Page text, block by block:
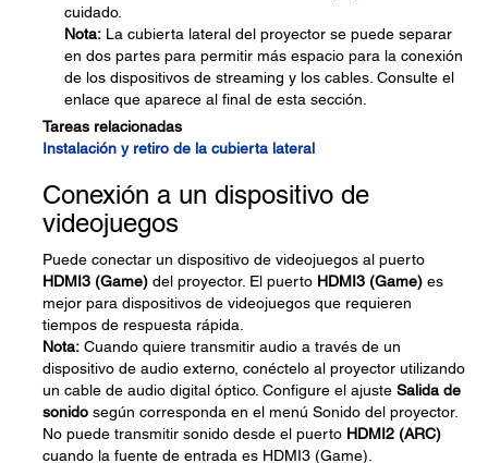
cuidado.
Nota: La cubierta lateral del proyector se puede separar
en dos partes para permitir más espacio para la conexión
de los dispositivos de streaming y los cables. Consulte el
enlace que aparece al final de esta sección.
Tareas relacionadas
Instalación y retiro de la cubierta lateral
Conexión a un dispositivo de
videojuegos
Puede conectar un dispositivo de videojuegos al puerto
HDMI3 (Game) del proyector. El puerto HDMI3 (Game) es
mejor para dispositivos de videojuegos que requieren
tiempos de respuesta rápida.
Nota: Cuando quiere transmitir audio a través de un
dispositivo de audio externo, conéctelo al proyector utilizando
un cable de audio digital óptico. Configure el ajuste Salida de
sonido según corresponda en el menú Sonido del proyector.
No puede transmitir sonido desde el puerto HDMI2 (ARC)
cuando la fuente de entrada es HDMI3 (Game).